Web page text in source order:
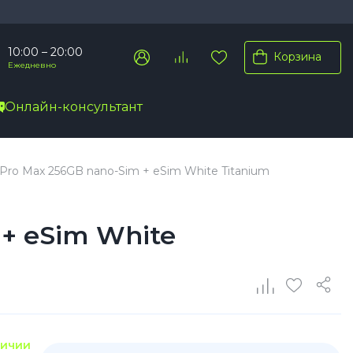
10:00 – 20:00
Ежедневно
Корзина
Онлайн-консультант
Max
Max 256GB nano-Sim + eSim White Titanium
eSim White